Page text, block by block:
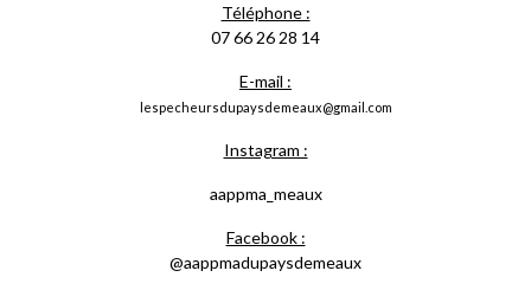
Téléphone :
07 66 26 28 14
E-mail :
lespecheursdupaysdemeaux@gmail.com
Instagram :
aappma_meaux
Facebook :
@aappmadupaysdemeaux